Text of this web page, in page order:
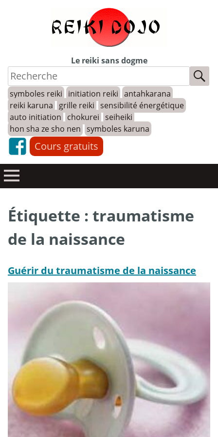
Le reiki sans dogme
symboles reiki initiation reiki antahkarana
reiki karuna
grille reiki sensibilité énergétique
auto initiation
chokurei seiheiki
hon sha ze sho nen symboles karuna
Cours gratuits
Étiquette : traumatisme
de la naissance
Guérir du traumatisme de la naissance